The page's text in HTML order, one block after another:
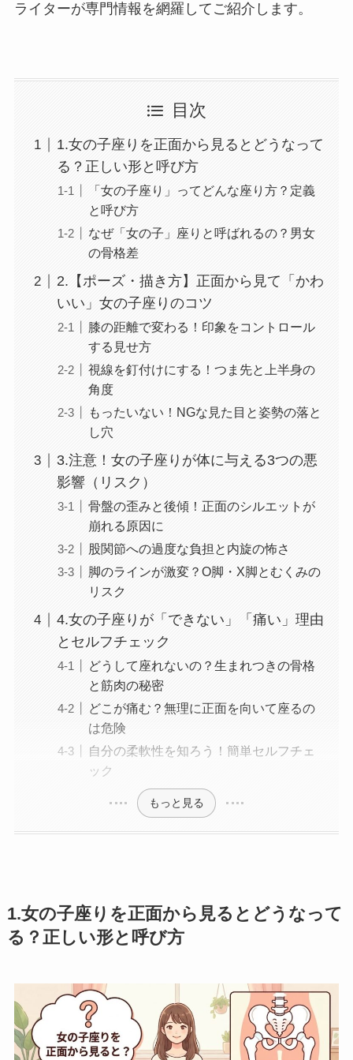
ライターが専門情報を網羅してご紹介します。
目次
1.女の子座りを正面から見るとどうなって
る？正しい形と呼び方
「女の子座り」ってどんな座り方？定義
と呼び方
なぜ「女の子」座りと呼ばれるの？男女
の骨格差
2.【ポーズ・描き方】正面から見て「かわ
いい」女の子座りのコツ
膝の距離で変わる！印象をコントロール
する見せ方
視線を釘付けにする！つま先と上半身の
角度
もったいない！NGな見た目と姿勢の落と
し穴
3.注意！女の子座りが体に与える3つの悪
影響（リスク）
骨盤の歪みと後傾！正面のシルエットが
崩れる原因に
股関節への過度な負担と内旋の怖さ
脚のラインが激変？O脚・X脚とむくみの
リスク
4.女の子座りが「できない」「痛い」理由
とセルフチェック
どうして座れないの？生まれつきの骨格
と筋肉の秘密
どこが痛む？無理に正面を向いて座るの
は危険
自分の柔軟性を知ろう！簡単セルフチェ
ック
もっと見る
1.女の子座りを正面から見るとどうなって
る？正しい形と呼び方